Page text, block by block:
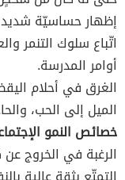
إظهار حساسيّة
اتّباع سلوك التنمر
أوامر المدرسة.
الغرق في أحلام
الميل إلى الحب،
خصائص النمو
الرغبة في الخروج عن